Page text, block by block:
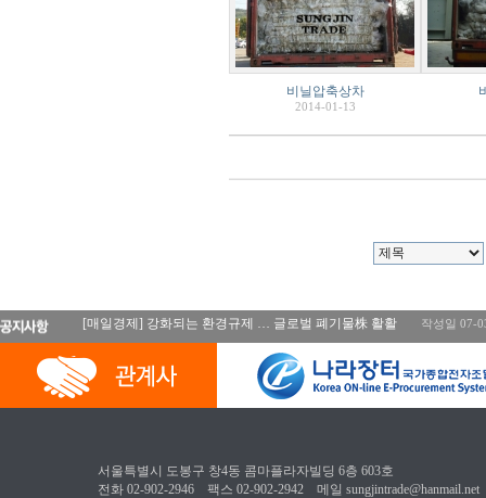
비닐압축상차
2014-01-13
[매일경제] 강화되는 환경규제 … 글로벌 폐기물株 활활 작성일 07-
서울특별시 도봉구 창4동 콤마플라자빌딩 6층 603호
전화 02-902-2946 팩스 02-902-2942 메일 sungjintrade@hanmail.net